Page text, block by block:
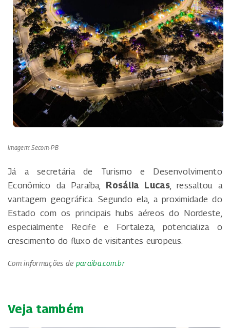
Imagem: Secom-PB
Já a secretária de Turismo e Desenvolvimento
Econômico da Paraíba, Rosália Lucas, ressaltou a
vantagem geográfica. Segundo ela, a proximidade do
Estado com os principais hubs aéreos do Nordeste,
especialmente Recife e Fortaleza, potencializa o
crescimento do fluxo de visitantes europeus.
Com informações de paraiba.com.br
Veja também